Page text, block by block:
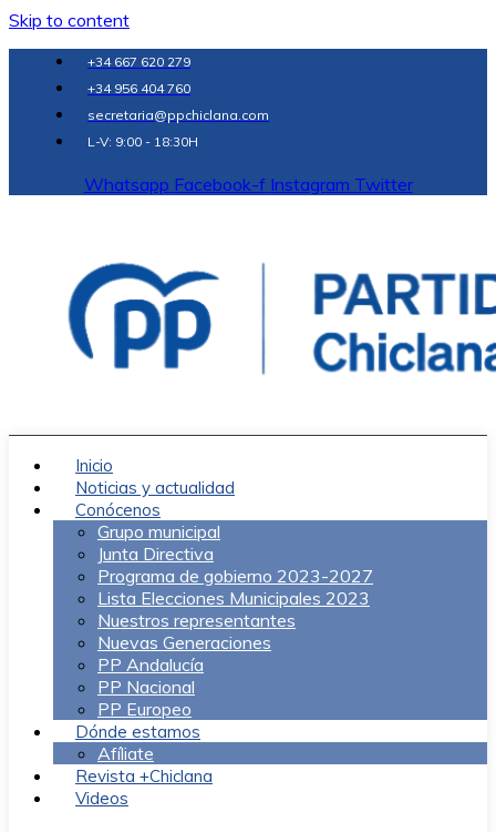
Skip to content
+34 667 620 279
+34 956 404 760
secretaria@ppchiclana.com
L-V: 9:00 - 18:30H
Whatsapp Facebook-f Instagram Twitter
Inicio
Noticias y actualidad
Conócenos
Grupo municipal
Junta Directiva
Programa de gobierno 2023-2027
Lista Elecciones Municipales 2023
Nuestros representantes
Nuevas Generaciones
PP Andalucía
PP Nacional
PP Europeo
Dónde estamos
Afíliate
Revista +Chiclana
Videos